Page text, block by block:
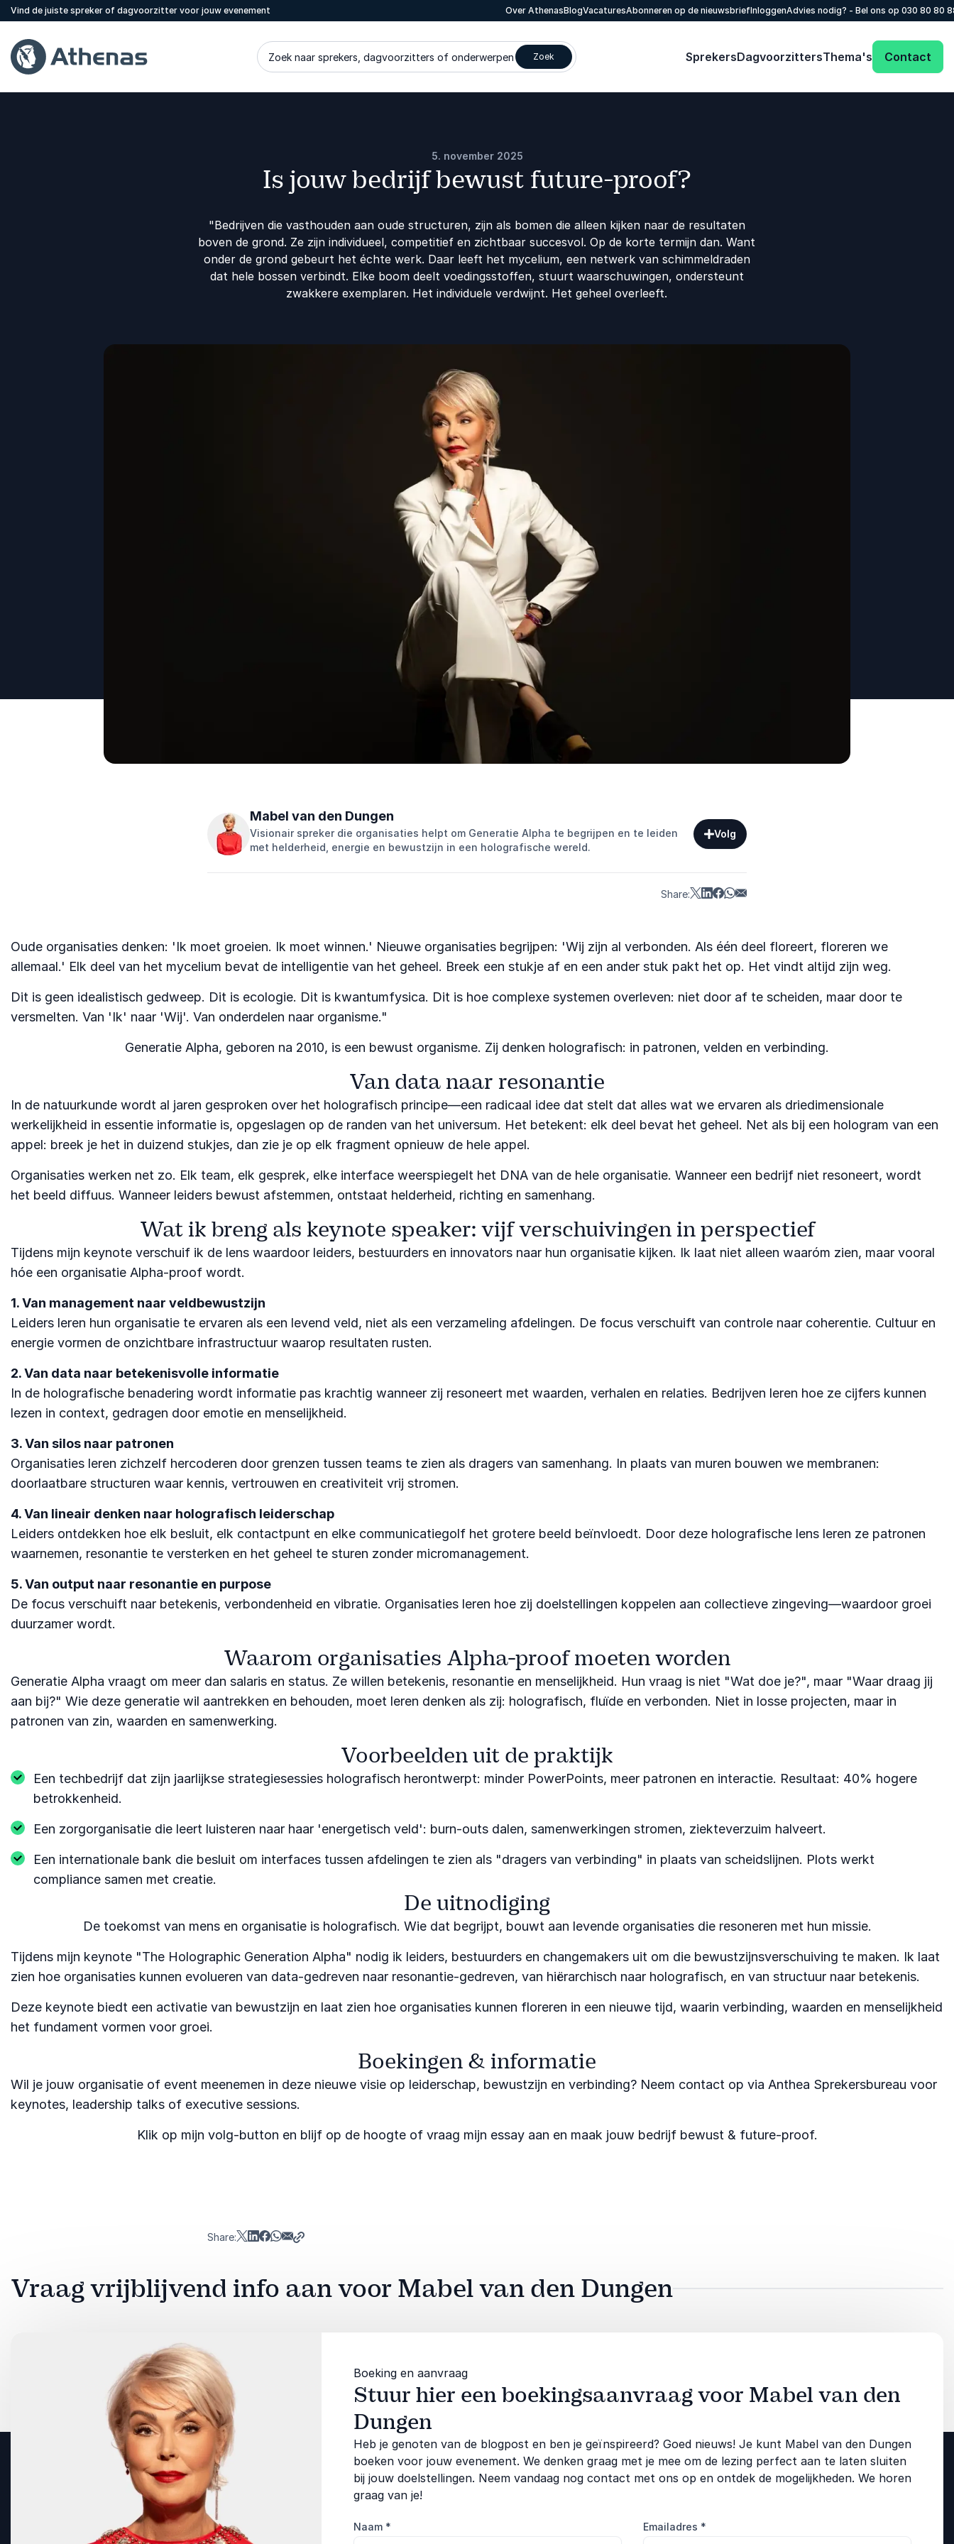
Vind de juiste spreker of dagvoorzitter voor jouw evenement Over AthenasBlogVacaturesAbonneren op de nieuwsbriefInloggenAdvies nodig? - Bel ons op 030 80 80
Zoek naar sprekers, dagvoorzitters of onderwerpen Zoek SprekersDagvoorzittersThema's Contact
5. november 2025
Is jouw bedrijf bewust future-proof?
"Bedrijven die vasthouden aan oude structuren, zijn als bomen die alleen kijken naar de resultaten
boven de grond. Ze zijn individueel, competitief en zichtbaar succesvol. Op de korte termijn dan. Want
onder de grond gebeurt het échte werk. Daar leeft het mycelium, een netwerk van schimmeldraden
dat hele bossen verbindt. Elke boom deelt voedingsstoffen, stuurt waarschuwingen, ondersteunt
zwakkere exemplaren. Het individuele verdwijnt. Het geheel overleeft.
Mabel van den Dungen
Visionair spreker die organisaties helpt om Generatie Alpha te begrijpen en te leiden
met helderheid, energie en bewustzijn in een holografische wereld.
Volg
Share:
Oude organisaties denken: 'Ik moet groeien. Ik moet winnen.' Nieuwe organisaties begrijpen: 'Wij zijn al verbonden. Als één deel floreert, floreren we
allemaal.' Elk deel van het mycelium bevat de intelligentie van het geheel. Breek een stukje af en een ander stuk pakt het op. Het vindt altijd zijn weg.
Dit is geen idealistisch gedweep. Dit is ecologie. Dit is kwantumfysica. Dit is hoe complexe systemen overleven: niet door af te scheiden, maar door te
versmelten. Van 'Ik' naar 'Wij'. Van onderdelen naar organisme."
Generatie Alpha, geboren na 2010, is een bewust organisme. Zij denken holografisch: in patronen, velden en verbinding.
Van data naar resonantie
In de natuurkunde wordt al jaren gesproken over het holografisch principe—een radicaal idee dat stelt dat alles wat we ervaren als driedimensionale
werkelijkheid in essentie informatie is, opgeslagen op de randen van het universum. Het betekent: elk deel bevat het geheel. Net als bij een hologram van een
appel: breek je het in duizend stukjes, dan zie je op elk fragment opnieuw de hele appel.
Organisaties werken net zo. Elk team, elk gesprek, elke interface weerspiegelt het DNA van de hele organisatie. Wanneer een bedrijf niet resoneert, wordt
het beeld diffuus. Wanneer leiders bewust afstemmen, ontstaat helderheid, richting en samenhang.
Wat ik breng als keynote speaker: vijf verschuivingen in perspectief
Tijdens mijn keynote verschuif ik de lens waardoor leiders, bestuurders en innovators naar hun organisatie kijken. Ik laat niet alleen waaróm zien, maar vooral
hóe een organisatie Alpha-proof wordt.
1. Van management naar veldbewustzijn
Leiders leren hun organisatie te ervaren als een levend veld, niet als een verzameling afdelingen. De focus verschuift van controle naar coherentie. Cultuur en
energie vormen de onzichtbare infrastructuur waarop resultaten rusten.
2. Van data naar betekenisvolle informatie
In de holografische benadering wordt informatie pas krachtig wanneer zij resoneert met waarden, verhalen en relaties. Bedrijven leren hoe ze cijfers kunnen
lezen in context, gedragen door emotie en menselijkheid.
3. Van silos naar patronen
Organisaties leren zichzelf hercoderen door grenzen tussen teams te zien als dragers van samenhang. In plaats van muren bouwen we membranen:
doorlaatbare structuren waar kennis, vertrouwen en creativiteit vrij stromen.
4. Van lineair denken naar holografisch leiderschap
Leiders ontdekken hoe elk besluit, elk contactpunt en elke communicatiegolf het grotere beeld beïnvloedt. Door deze holografische lens leren ze patronen
waarnemen, resonantie te versterken en het geheel te sturen zonder micromanagement.
5. Van output naar resonantie en purpose
De focus verschuift naar betekenis, verbondenheid en vibratie. Organisaties leren hoe zij doelstellingen koppelen aan collectieve zingeving—waardoor groei
duurzamer wordt.
Waarom organisaties Alpha-proof moeten worden
Generatie Alpha vraagt om meer dan salaris en status. Ze willen betekenis, resonantie en menselijkheid. Hun vraag is niet "Wat doe je?", maar "Waar draag jij
aan bij?" Wie deze generatie wil aantrekken en behouden, moet leren denken als zij: holografisch, fluïde en verbonden. Niet in losse projecten, maar in
patronen van zin, waarden en samenwerking.
Voorbeelden uit de praktijk
Een techbedrijf dat zijn jaarlijkse strategiesessies holografisch herontwerpt: minder PowerPoints, meer patronen en interactie. Resultaat: 40% hogere
betrokkenheid.
Een zorgorganisatie die leert luisteren naar haar 'energetisch veld': burn-outs dalen, samenwerkingen stromen, ziekteverzuim halveert.
Een internationale bank die besluit om interfaces tussen afdelingen te zien als "dragers van verbinding" in plaats van scheidslijnen. Plots werkt
compliance samen met creatie.
De uitnodiging
De toekomst van mens en organisatie is holografisch. Wie dat begrijpt, bouwt aan levende organisaties die resoneren met hun missie.
Tijdens mijn keynote "The Holographic Generation Alpha" nodig ik leiders, bestuurders en changemakers uit om die bewustzijnsverschuiving te maken. Ik laat
zien hoe organisaties kunnen evolueren van data-gedreven naar resonantie-gedreven, van hiërarchisch naar holografisch, en van structuur naar betekenis.
Deze keynote biedt een activatie van bewustzijn en laat zien hoe organisaties kunnen floreren in een nieuwe tijd, waarin verbinding, waarden en menselijkheid
het fundament vormen voor groei.
Boekingen & informatie
Wil je jouw organisatie of event meenemen in deze nieuwe visie op leiderschap, bewustzijn en verbinding? Neem contact op via Anthea Sprekersbureau voor
keynotes, leadership talks of executive sessions.
Klik op mijn volg-button en blijf op de hoogte of vraag mijn essay aan en maak jouw bedrijf bewust & future-proof.
Share:
Vraag vrijblijvend info aan voor Mabel van den Dungen
Boeking en aanvraag
Stuur hier een boekingsaanvraag voor Mabel van den
Dungen
Heb je genoten van de blogpost en ben je geïnspireerd? Goed nieuws! Je kunt Mabel van den Dungen
boeken voor jouw evenement. We denken graag met je mee om de lezing perfect aan te laten sluiten
bij jouw doelstellingen. Neem vandaag nog contact met ons op en ontdek de mogelijkheden. We horen
graag van je!
Naam * Emailadres *